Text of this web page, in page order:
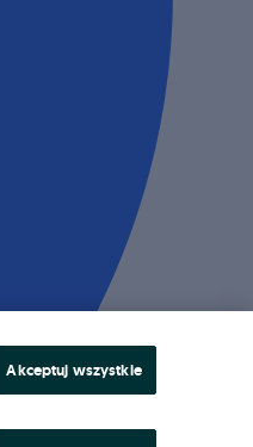
Akceptuj wszystkie